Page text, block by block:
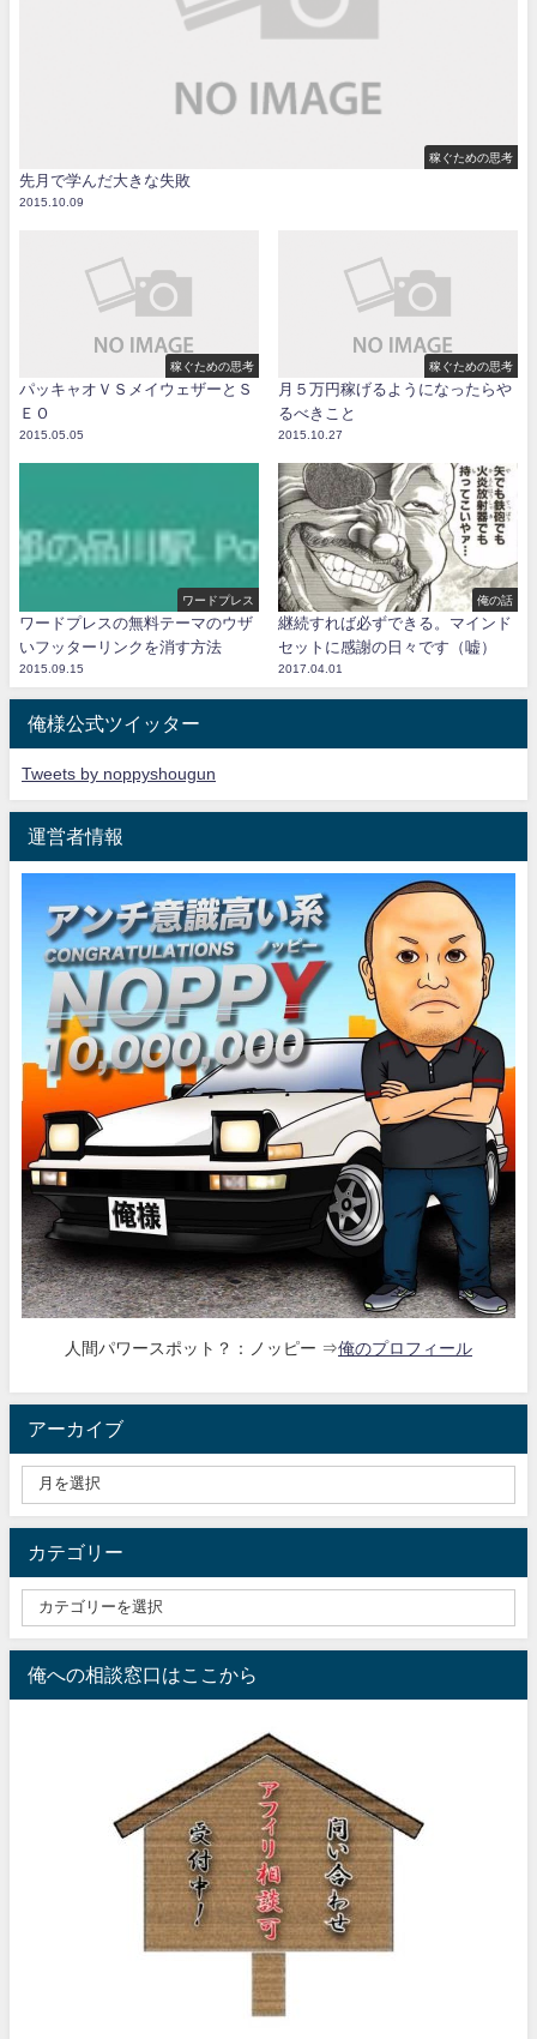
稼ぐための思考
先月で学んだ大きな失敗
2015.10.09
稼ぐための思考
パッキャオＶＳメイウェザーとＳ
ＥＯ
2015.05.05
稼ぐための思考
月５万円稼げるようになったらや
るべきこと
2015.10.27
ワードプレス
ワードプレスの無料テーマのウザ
いフッターリンクを消す方法
2015.09.15
俺の話
継続すれば必ずできる。マインド
セットに感謝の日々です（嘘）
2017.04.01
俺様公式ツイッター
Tweets by noppyshougun
運営者情報
人間パワースポット？：ノッピー ⇒俺のプロフィール
アーカイブ
カテゴリー
俺への相談窓口はここから